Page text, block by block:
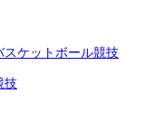
ケットボール競技
技